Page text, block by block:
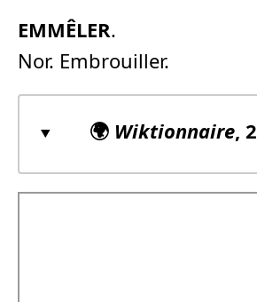
EMMÊLER.
Nor. Embrouiller.
🌍 Wiktionnaire,